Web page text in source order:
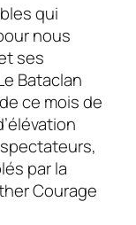
qui
nous
ses
Bataclan
ce mois de
par la
Courage